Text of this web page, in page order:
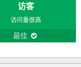
访客
访问量很高
最佳